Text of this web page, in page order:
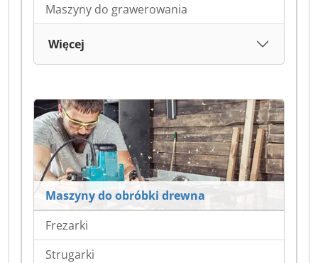
Maszyny do grawerowania
Więcej
Maszyny do obróbki drewna
Frezarki
Strugarki